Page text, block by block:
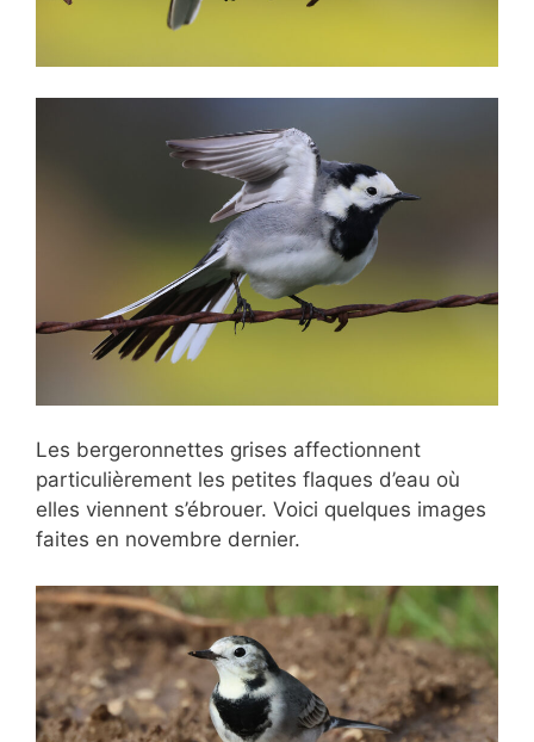
Les bergeronnettes grises affectionnent
particulièrement les petites flaques d’eau où
elles viennent s’ébrouer. Voici quelques images
faites en novembre dernier.